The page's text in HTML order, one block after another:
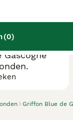
(0)
Griffon Blue de
Gascogne